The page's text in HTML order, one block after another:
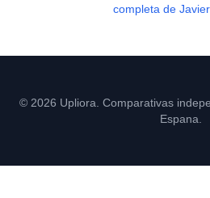
completa de
© 2026 Upliora. Comparativas
Espana.